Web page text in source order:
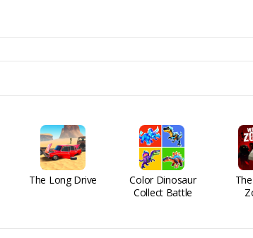
The Long Drive
Color Dinosaur
Collect Battle